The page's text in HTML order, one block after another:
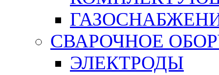
СВАРОЧНОЕ
ЭЛЕКТРОДЫ